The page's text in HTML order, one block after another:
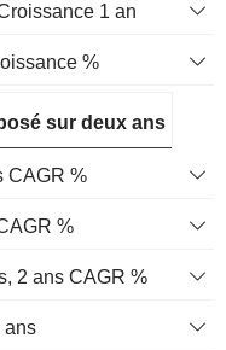
1 an
%
sur deux ans
CAGR %
%
2 ans CAGR %
ans